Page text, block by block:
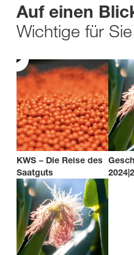
Auf einen
Wichtige für Sie
KWS − Die Reise des
Saatguts